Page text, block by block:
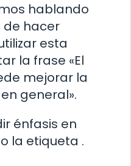
hablando
de hacer
esta
la frase «El
mejorar la
general».
énfasis en
la etiqueta .